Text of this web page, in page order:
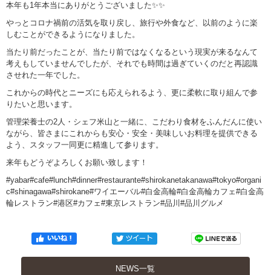
本年も1年本当にありがとうございました✨✨
やっとコロナ禍前の活気を取り戻し、旅行や外食など、以前のように楽
しむことができるようになりました。
当たり前だったことが、当たり前ではなくなるという現実が来るなんて
考えもしていませんでしたが、それでも時間は過ぎていくのだと再認識
させれた一年でした。
これからの時代とニーズにも応えられるよう、更に柔軟に取り組んで参
りたいと思います。
管理栄養士の2人・シェフ米山と一緒に、こだわり食材をふんだんに使い
ながら、皆さまにこれからも安心・安全・美味しいお料理を提供できる
よう、スタッフ一同更に精進して参ります。
来年もどうぞよろしくお願い致します！
#yabar#cafe#lunch#dinner#restaurante#shirokanetakanawa#tokyo#organi
c#shinagawa#shirokane#ワイエーバル#白金高輪#白金高輪カフェ#白金高
輪レストラン#港区#カフェ#東京レストラン#品川#品川グルメ
NEWS一覧